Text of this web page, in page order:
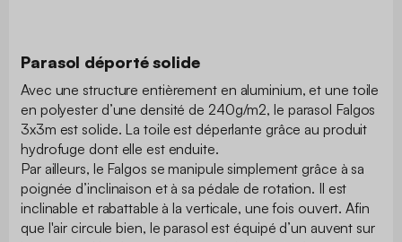
Parasol déporté solide
Avec une structure entièrement en aluminium, et une toile
en polyester d’une densité de 240g/m2, le parasol Falgos
3x3m est solide. La toile est déperlante grâce au produit
hydrofuge dont elle est enduite.
Par ailleurs, le Falgos se manipule simplement grâce à sa
poignée d’inclinaison et à sa pédale de rotation. Il est
inclinable et rabattable à la verticale, une fois ouvert. Afin
que l'air circule bien, le parasol est équipé d’un auvent sur